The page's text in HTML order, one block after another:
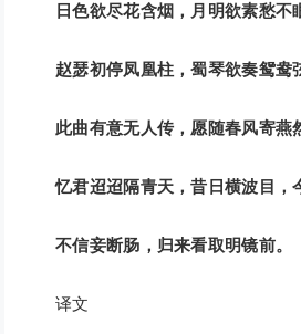
日色欲尽花含烟，月明欲素愁不
赵瑟初停凤凰柱，蜀琴欲奏鸳鸯
此曲有意无人传，愿随春风寄燕
忆君迢迢隔青天，昔日横波目，
不信妾断肠，归来看取明镜前。
译文